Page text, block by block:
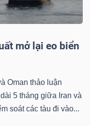
mở lại eo biển
Oman thảo luận
5 tháng giữa Iran và
soát các tàu đi vào...
Chứng chỉ quỹ Chứng
liên quan Cổ đông lớn